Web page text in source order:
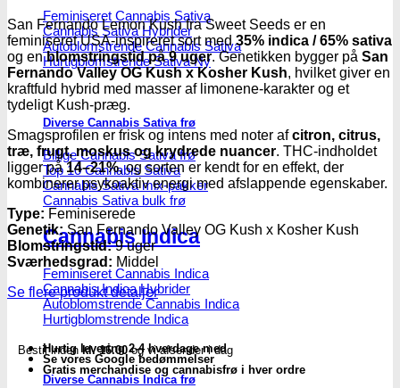
Feminiseret Cannabis Sativa
Cannabis Sativa Hybrider
Autoblomstrende Cannabis Sativa
Hurtigblomstrende Sativa
Diverse Cannabis Sativa frø
Billige Cannabis Sativa frø
Top 10 Cannabis Sativa
Cannabis Sativa mix-pakker
Cannabis Sativa bulk frø
Cannabis Indica
Feminiseret Cannabis Indica
Cannabis Indica Hybrider
Autoblomstrende Cannabis Indica
Hurtigblomstrende Indica
Diverse Cannabis Indica frø
San Fernando Lemon Kush fra Sweet Seeds er en
feminiseret USA-inspireret sort med35% indica / 65% sativa
og enblomstringstid på 9 uger. Genetikken bygger på San
Fernando Valley OG Kush x Kosher Kush, hvilket giver en
kraftfuld hybrid med masser af limonene-karakter og et
tydeligt Kush-præg.
Smagsprofilen er frisk og intens med noter afcitron, citrus,
træ, frugt, moskus og krydrede nuancer. THC-indholdet
ligger på14–21%, og sorten er kendt for en effekt, der
kombinerer psykoaktiv energi med afslappende egenskaber.
Type: Feminiserede
Genetik:San Fernando Valley OG Kush x Kosher Kush
Blomstringstid:9 uger
Sværhedsgrad: Middel
Se flere produkt detaljer
Bestil indenkl. 16.00og vi afsender i dag
Hurtig levering 2-4 hverdage med
Se vores Google bedømmelser
Gratis merchandise og cannabisfrø i hver ordre